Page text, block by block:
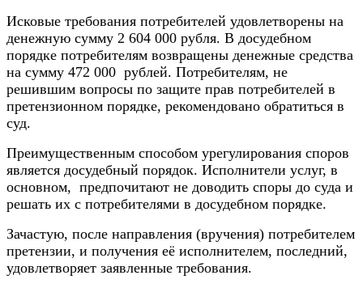
Исковые требования потребителей удовлетворены на
денежную сумму 2 604 000 рубля. В досудебном
порядке потребителям возвращены денежные средства
на сумму 472 000 рублей. Потребителям, не
решившим вопросы по защите прав потребителей в
претензионном порядке, рекомендовано обратиться в
суд.
Преимущественным способом урегулирования споров
является досудебный порядок. Исполнители услуг, в
основном, предпочитают не доводить споры до суда и
решать их с потребителями в досудебном порядке.
Зачастую, после направления (вручения) потребителем
претензии, и получения её исполнителем, последний,
удовлетворяет заявленные требования.